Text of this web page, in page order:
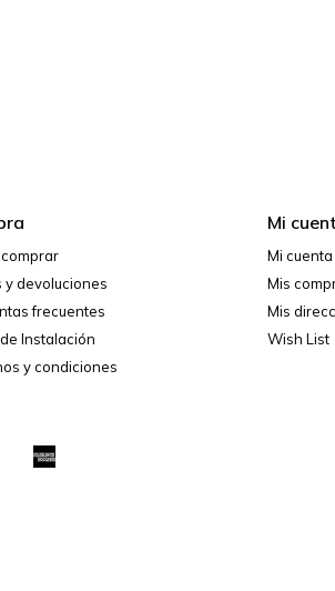
y devoluciones
frecuentes
Instalación
y condiciones
Mi
Mi cuenta
Mis
Mis
Wish List